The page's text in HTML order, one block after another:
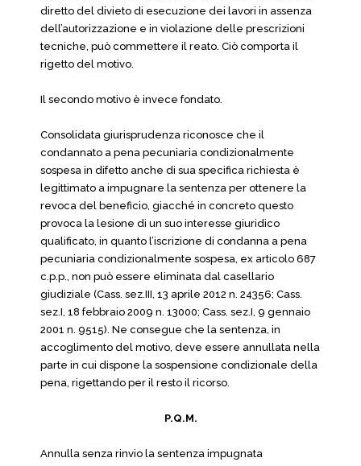
diretto del divieto di esecuzione dei lavori in assenza
dell’autorizzazione e in violazione delle prescrizioni
tecniche, può commettere il reato. Ciò comporta il
rigetto del motivo.
Il secondo motivo è invece fondato.
Consolidata giurisprudenza riconosce che il
condannato a pena pecuniaria condizionalmente
sospesa in difetto anche di sua specifica richiesta è
legittimato a impugnare la sentenza per ottenere la
revoca del beneficio, giacché in concreto questo
provoca la lesione di un suo interesse giuridico
qualificato, in quanto l’iscrizione di condanna a pena
pecuniaria condizionalmente sospesa, ex articolo 687
c.p.p., non può essere eliminata dal casellario
giudiziale (Cass. sez.III, 13 aprile 2012 n. 24356; Cass.
sez.I, 18 febbraio 2009 n. 13000; Cass. sez.I, 9 gennaio
2001 n. 9515). Ne consegue che la sentenza, in
accoglimento del motivo, deve essere annullata nella
parte in cui dispone la sospensione condizionale della
pena, rigettando per il resto il ricorso.
P.Q.M.
Annulla senza rinvio la sentenza impugnata